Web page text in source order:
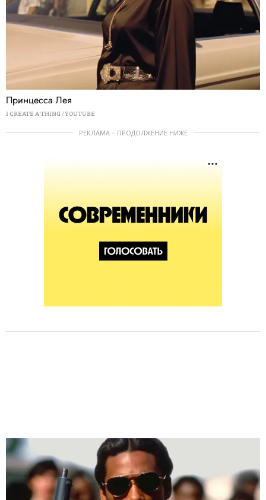
Принцесса Лея
I CREATE A THING / YOUTUBE
РЕКЛАМА – ПРОДОЛЖЕНИЕ НИЖЕ